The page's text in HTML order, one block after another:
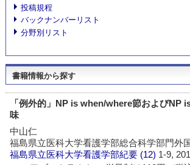
投稿規程
バックナンバーリスト
分野別リスト
書籍情報から探す
「例外的」NP is when/where節およびNP
味
中山仁
福島県立医科大学看護学部総合科学部門外
福島県立医科大学看護学部紀要 (12) 1-9,